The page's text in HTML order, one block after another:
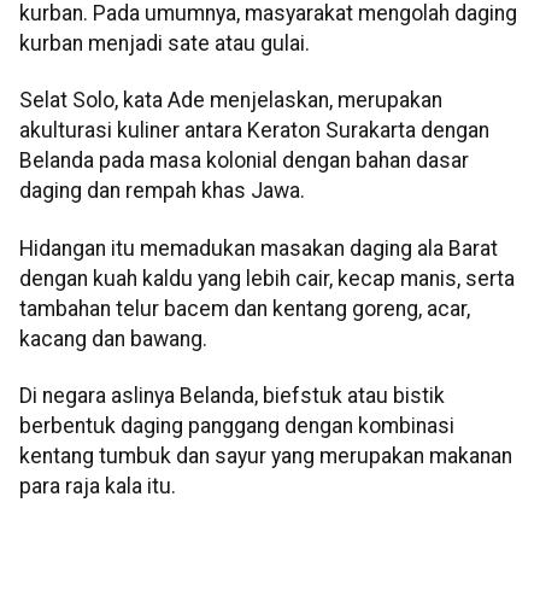
kurban. Pada umumnya, masyarakat mengolah daging
kurban menjadi sate atau gulai.
Selat Solo, kata Ade menjelaskan, merupakan
akulturasi kuliner antara Keraton Surakarta dengan
Belanda pada masa kolonial dengan bahan dasar
daging dan rempah khas Jawa.
Hidangan itu memadukan masakan daging ala Barat
dengan kuah kaldu yang lebih cair, kecap manis, serta
tambahan telur bacem dan kentang goreng, acar,
kacang dan bawang.
Di negara aslinya Belanda, biefstuk atau bistik
berbentuk daging panggang dengan kombinasi
kentang tumbuk dan sayur yang merupakan makanan
para raja kala itu.